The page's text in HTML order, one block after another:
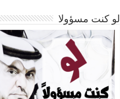
لو كنت مسؤولا